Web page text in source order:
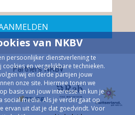
Partners NKBV
van NKBV
persoonlijker dienstverlening te
cookies en vergelijkbare technieken.
wij en derde partijen jouw
onze site. Hiermee tonen we
basis van jouw interesse en kun je
social media. Als je verdergaat op
ervan uit dat je dat goedvindt. Voor